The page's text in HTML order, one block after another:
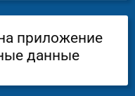
приложение
данные